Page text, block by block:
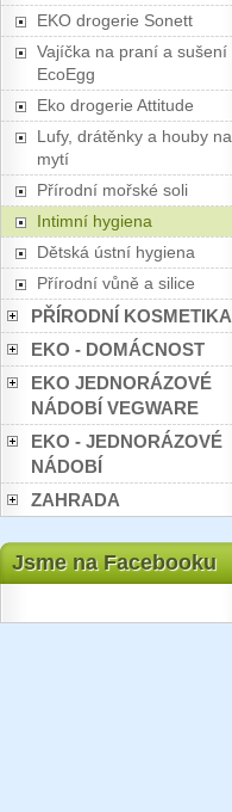
EKO drogerie Sonett
Vajíčka na praní a sušení
EcoEgg
Eko drogerie Attitude
Lufy, drátěnky a houby na
mytí
Přírodní mořské soli
Intimní hygiena
Dětská ústní hygiena
Přírodní vůně a silice
PŘÍRODNÍ KOSMETIKA
EKO - DOMÁCNOST
EKO JEDNORÁZOVÉ
NÁDOBÍ VEGWARE
EKO - JEDNORÁZOVÉ
NÁDOBÍ
ZAHRADA
Jsme na Facebooku